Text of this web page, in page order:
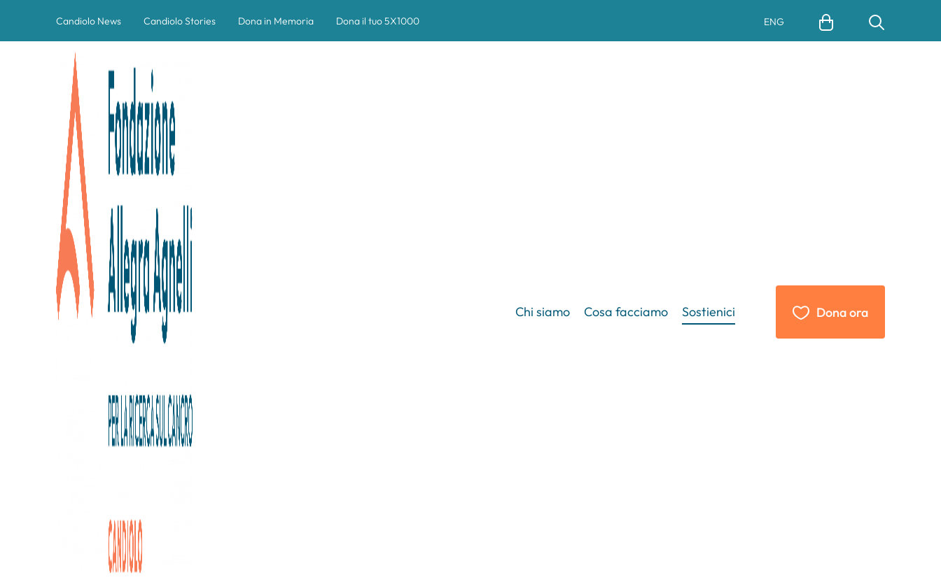
Candiolo News Candiolo Stories Dona in Memoria Dona il tuo 5X1000 ENG
Chi siamo Cosa facciamo Sostienici Dona ora